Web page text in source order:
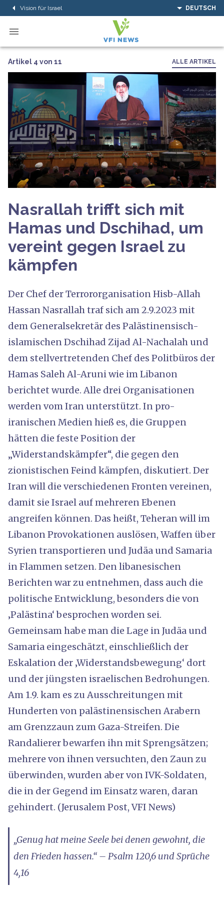
Vision für Israel DEUTSCH
Artikel 4 von 11 ALLE ARTIKEL
Nasrallah trifft sich mit
Hamas und Dschihad, um
vereint gegen Israel zu
kämpfen
Der Chef der Terrororganisation Hisb-Allah
Hassan Nasrallah traf sich am 2.9.2023 mit
dem Generalsekretär des Palästinensisch-
islamischen Dschihad Zijad Al-Nachalah und
dem stellvertretenden Chef des Politbüros der
Hamas Saleh Al-Aruni wie im Libanon
berichtet wurde. Alle drei Organisationen
werden vom Iran unterstützt. In pro-
iranischen Medien hieß es, die Gruppen
hätten die feste Position der
„Widerstandskämpfer“, die gegen den
zionistischen Feind kämpfen, diskutiert. Der
Iran will die verschiedenen Fronten vereinen,
damit sie Israel auf mehreren Ebenen
angreifen können. Das heißt, Teheran will im
Libanon Provokationen auslösen, Waffen über
Syrien transportieren und Judäa und Samaria
in Flammen setzen. Den libanesischen
Berichten war zu entnehmen, dass auch die
politische Entwicklung, besonders die von
‚Palästina‘ besprochen worden sei.
Gemeinsam habe man die Lage in Judäa und
Samaria eingeschätzt, einschließlich der
Eskalation der ‚Widerstandsbewegung‘ dort
und der jüngsten israelischen Bedrohungen.
Am 1.9. kam es zu Ausschreitungen mit
Hunderten von palästinensischen Arabern
am Grenzzaun zum Gaza-Streifen. Die
Randalierer bewarfen ihn mit Sprengsätzen;
mehrere von ihnen versuchten, den Zaun zu
überwinden, wurden aber von IVK-Soldaten,
die in der Gegend im Einsatz waren, daran
gehindert. (Jerusalem Post, VFI News)
„Genug hat meine Seele bei denen gewohnt, die
den Frieden hassen.“ – Psalm 120,6 und Sprüche
4,16